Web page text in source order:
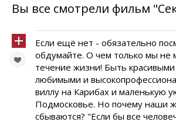
Вы все смотрели фильм
Если ещё нет - обязательно
обдумайте. О чем только мы не
течение жизни! Быть
любимыми и
виллу на Карибах и маленькую
Подмосковье. Но почему наши
сбываются? "Если бы все